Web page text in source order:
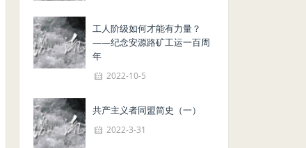
工人阶级如何才能有力量？
——纪念安源路矿工运一百周
年
2022-10-5
共产主义者同盟简史（一）
2022-3-31